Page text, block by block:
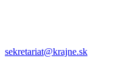
sekretariat@krajne.sk